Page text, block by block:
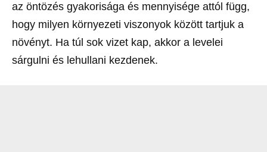
az öntözés gyakorisága és mennyisége attól függ,
hogy milyen környezeti viszonyok között tartjuk a
növényt. Ha túl sok vizet kap, akkor a levelei
sárgulni és lehullani kezdenek.